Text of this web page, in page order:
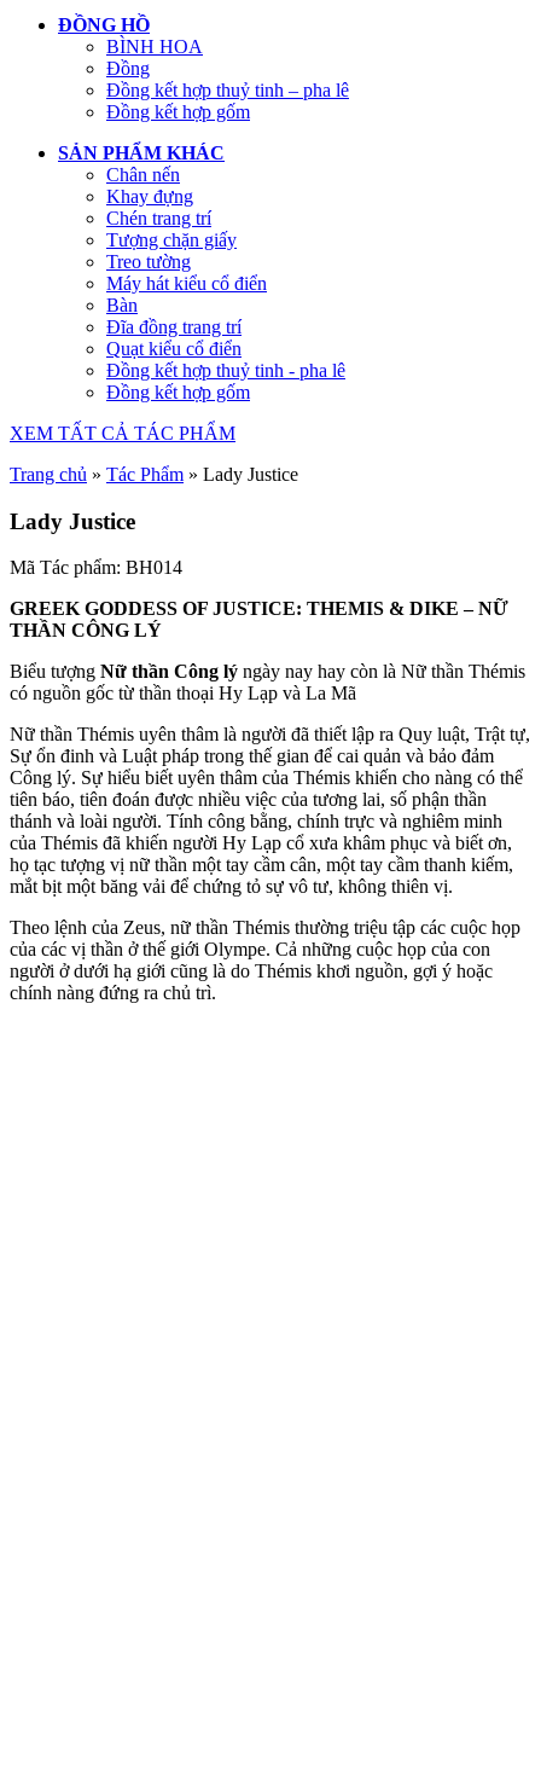
ĐỒNG HỒ
BÌNH HOA
Đồng
Đồng kết hợp thuỷ tinh – pha lê
Đồng kết hợp gốm
SẢN PHẨM KHÁC
Chân nến
Khay đựng
Chén trang trí
Tượng chặn giấy
Treo tường
Máy hát kiểu cổ điển
Bàn
Đĩa đồng trang trí
Quạt kiểu cổ điển
Đồng kết hợp thuỷ tinh - pha lê
Đồng kết hợp gốm
XEM TẤT CẢ TÁC PHẨM
Trang chủ » Tác Phẩm » Lady Justice
Lady Justice
Mã Tác phẩm: BH014
GREEK GODDESS OF JUSTICE: THEMIS & DIKE – NỮ
THẦN CÔNG LÝ
Biểu tượng Nữ thần Công lý ngày nay hay còn là Nữ thần Thémis
có nguồn gốc từ thần thoại Hy Lạp và La Mã
Nữ thần Thémis uyên thâm là người đã thiết lập ra Quy luật, Trật tự,
Sự ổn đinh và Luật pháp trong thế gian để cai quản và bảo đảm
Công lý. Sự hiểu biết uyên thâm của Thémis khiến cho nàng có thể
tiên báo, tiên đoán được nhiều việc của tương lai, số phận thần
thánh và loài người. Tính công bằng, chính trực và nghiêm minh
của Thémis đã khiến người Hy Lạp cổ xưa khâm phục và biết ơn,
họ tạc tượng vị nữ thần một tay cầm cân, một tay cầm thanh kiếm,
mắt bịt một băng vải để chứng tỏ sự vô tư, không thiên vị.
Theo lệnh của Zeus, nữ thần Thémis thường triệu tập các cuộc họp
của các vị thần ở thế giới Olympe. Cả những cuộc họp của con
người ở dưới hạ giới cũng là do Thémis khơi nguồn, gợi ý hoặc
chính nàng đứng ra chủ trì.